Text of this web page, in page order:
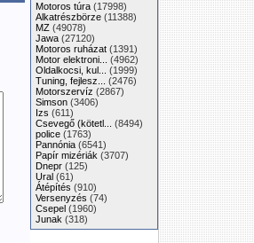
Motoros túra (17998)
Alkatrészbörze (11388)
MZ (49078)
Jawa (27120)
Motoros ruházat (1391)
Motor elektroni...
(4962)
Oldalkocsi, kul...
(1999)
Tuning, fejlesz...
(2476)
Motorszervíz (2867)
Simson (3406)
Izs (611)
Csevegő (kötetl...
(8494)
police (1763)
Pannónia (6541)
Papír mizériák (3707)
Dnepr (125)
Ural (61)
Átépítés (910)
Versenyzés (74)
Csepel (1960)
Junak (318)